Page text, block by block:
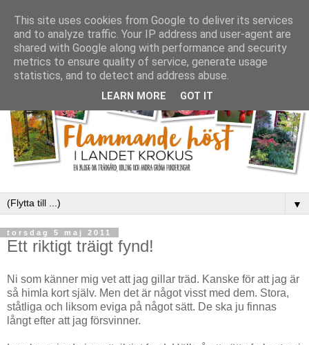
▼
torsdag 5 maj 2011
Ett riktigt träigt fynd!
Ni som känner mig vet att jag gillar träd. Kanske för att jag är
så himla kort själv. Men det är något visst med dem. Stora,
ståtliga och liksom eviga på något sätt. De ska ju finnas
långt efter att jag försvinner.
This site uses cookies from Google to deliver its services
and to analyze traffic. Your IP address and user-agent are
shared with Google along with performance and security
metrics to ensure quality of service, generate usage
statistics, and to detect and address abuse.
LEARN MORE GOT IT